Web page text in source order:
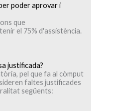
poder aprovar i
que
el 75% d'assistència.
justificada?
pel que fa al còmput
faltes justificades
següents: